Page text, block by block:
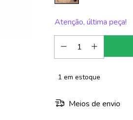
Atenção, última peça!
1 em estoque
Meios de envio